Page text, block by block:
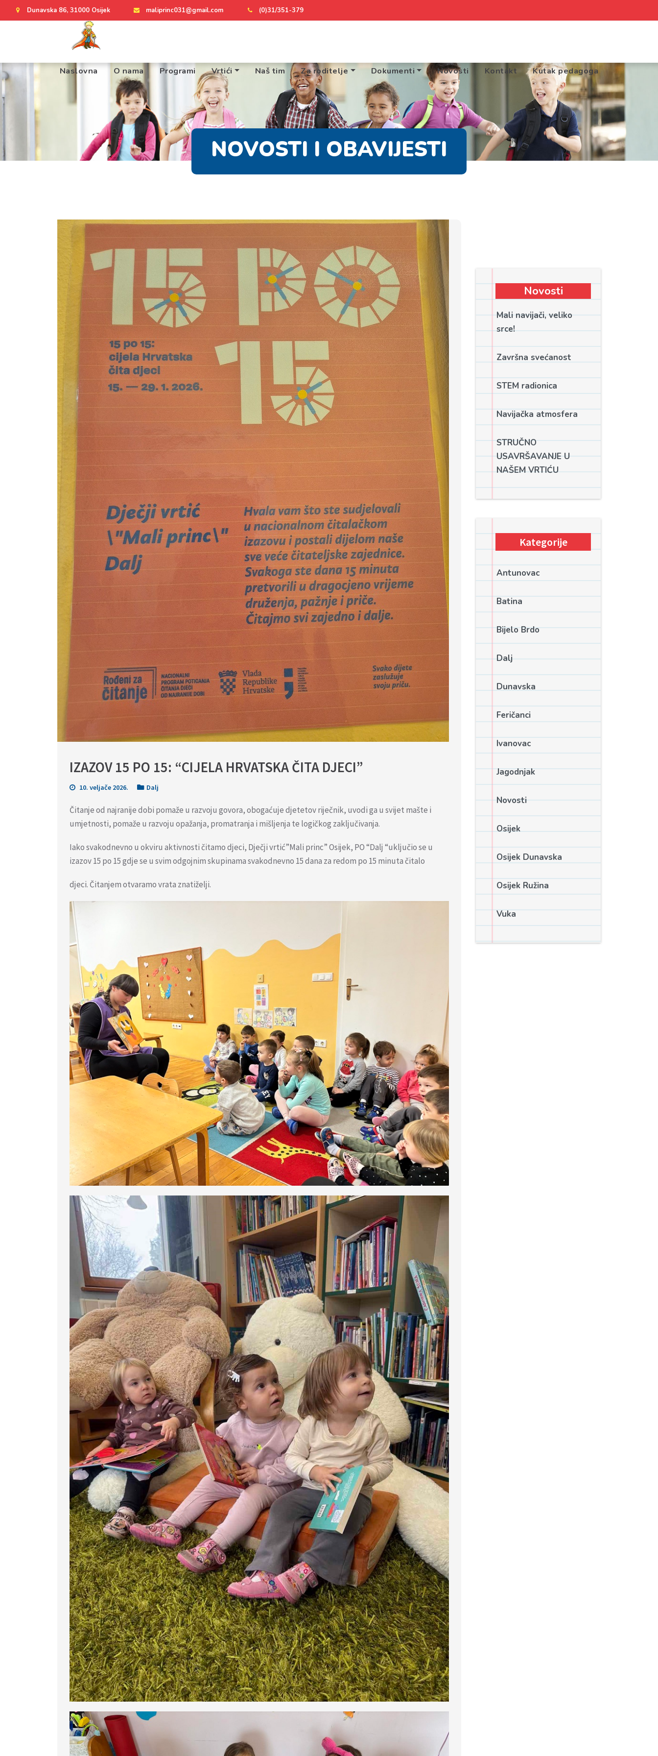
Dunavska 86, 31000 Osijek maliprinc031@gmail.com (0)31/351-379
Naslovna O nama Programi Vrtići Naš tim Za roditelje Dokumenti Novosti Kontakt Kutak pedagoga
NOVOSTI I OBAVIJESTI
IZAZOV 15 PO 15: “CIJELA HRVATSKA ČITA DJECI”
10. veljače 2026. Dalj
Čitanje od najranije dobi pomaže u razvoju govora, obogaćuje djetetov riječnik, uvodi ga u svijet mašte i
umjetnosti, pomaže u razvoju opažanja, promatranja i mišljenja te logičkog zaključivanja.
Iako svakodnevno u okviru aktivnosti čitamo djeci, Dječji vrtić”Mali princ” Osijek, PO “Dalj “uključio se u
izazov 15 po 15 gdje se u svim odgojnim skupinama svakodnevno 15 dana za redom po 15 minuta čitalo
djeci. Čitanjem otvaramo vrata znatiželji.
Novosti
Mali navijači, veliko
srce!
Završna svećanost
STEM radionica
Navijačka atmosfera
STRUČNO
USAVRŠAVANJE U
NAŠEM VRTIĆU
Kategorije
Antunovac
Batina
Bijelo Brdo
Dalj
Dunavska
Feričanci
Ivanovac
Jagodnjak
Novosti
Osijek
Osijek Dunavska
Osijek Ružina
Vuka